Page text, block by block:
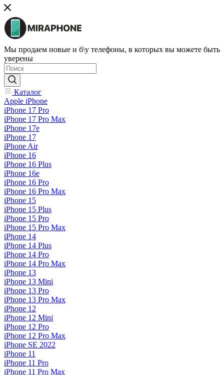
Мы продаем новые и б\у телефоны, в которых вы можете быть
уверены
Каталог
Apple iPhone
iPhone 17 Pro
iPhone 17 Pro Max
iPhone 17e
iPhone 17
iPhone Air
iPhone 16
iPhone 16 Plus
iPhone 16e
iPhone 16 Pro
iPhone 16 Pro Max
iPhone 15
iPhone 15 Plus
iPhone 15 Pro
iPhone 15 Pro Max
iPhone 14
iPhone 14 Plus
iPhone 14 Pro
iPhone 14 Pro Max
iPhone 13
iPhone 13 Mini
iPhone 13 Pro
iPhone 13 Pro Max
iPhone 12
iPhone 12 Mini
iPhone 12 Pro
iPhone 12 Pro Max
iPhone SE 2022
iPhone 11
iPhone 11 Pro
iPhone 11 Pro Max